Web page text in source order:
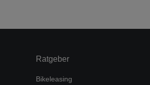
Ratgeber
Bikeleasing